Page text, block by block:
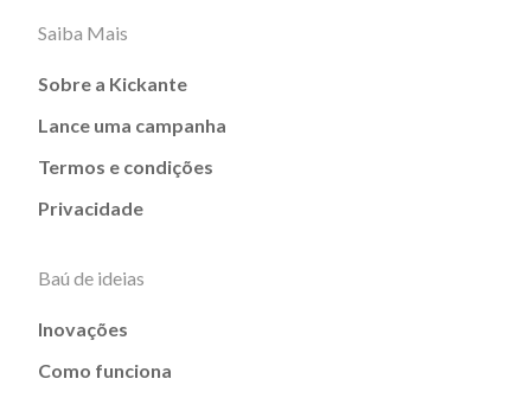
Saiba Mais
Sobre a Kickante
Lance uma campanha
Termos e condições
Privacidade
Baú de ideias
Inovações
Como funciona